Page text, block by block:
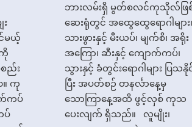
မယ့်
ည်း
။ ကု
ကပ်
ပ်
ဘားလမ်းရှိ မွတ်စလင်ကုသိုလ်ဖြ
ဆေးရုံတွင် အထွေထွေရောဂါများ၊
သားဖွားနှင့် မီးယပ်၊ မျက်စိ၊ အရိုး
အကြော၊ ဆီးနှင့် ကျောက်ကပ်၊
သွားနှင့် ခံတွင်းရောဂါများ ပြသနို
ပြီး အပတ်စဉ် တနင်္လာနေ့မှ
သောကြာနေ့အထိ ဖွင့်လှစ် ကုသ
ပေးလျက် ရှိသည်။ လူမျိုး၊